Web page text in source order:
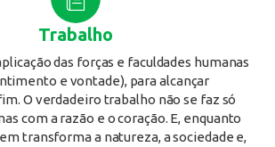
Trabalho
das forças e faculdades humanas
e vontade), para alcançar
O verdadeiro trabalho não se faz só
com a razão e o coração. E, enquanto
transforma a natureza, a sociedade e,